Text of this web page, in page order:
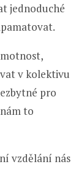
jednoduché
v kolektivu
pro
to
vzdělání nás